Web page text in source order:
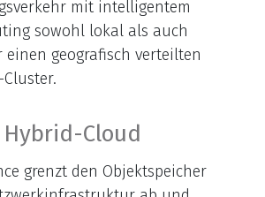
mit intelligentem
sowohl lokal als auch
einen geografisch verteilten
Cloud
grenzt den Objektspeicher